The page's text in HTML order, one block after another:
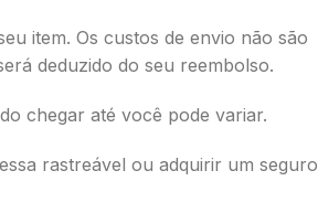
item. Os custos de envio não são
deduzido do seu reembolso.
chegar até você pode variar.
rastreável ou adquirir um seguro